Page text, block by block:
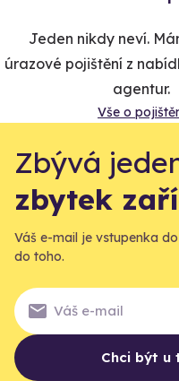
Jeden nikdy neví.
úrazové pojištění z
agentur.
Vše o
Zbývá
zbytek
Váš e-mail je vstupenka
do toho.
Chci být u